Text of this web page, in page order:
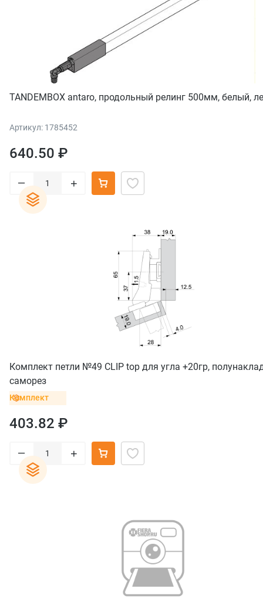
TANDEMBOX antaro, продольный релинг 500мм, белый,
Артикул: 1785452
640.50 ₽
– +
Комплект петли №49 CLIP top для угла +20гр,
саморез
Комплект
403.82 ₽
– +